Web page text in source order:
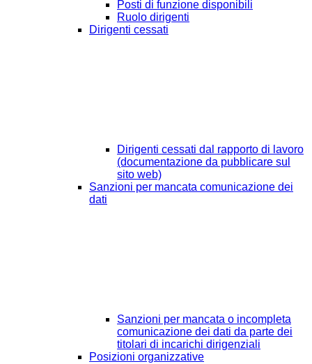
Posti di funzione disponibili
Ruolo dirigenti
Dirigenti cessati
Dirigenti cessati dal rapporto di lavoro
(documentazione da pubblicare sul
sito web)
Sanzioni per mancata comunicazione dei
dati
Sanzioni per mancata o incompleta
comunicazione dei dati da parte dei
titolari di incarichi dirigenziali
Posizioni organizzative